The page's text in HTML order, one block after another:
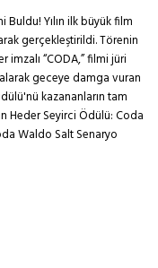
Yılın ilk büyük film
gerçekleştirildi. Törenin
“CODA,” filmi jüri
geceye damga vuran
kazananların tam
Heder Seyirci Ödülü: Coda
Waldo Salt Senaryo